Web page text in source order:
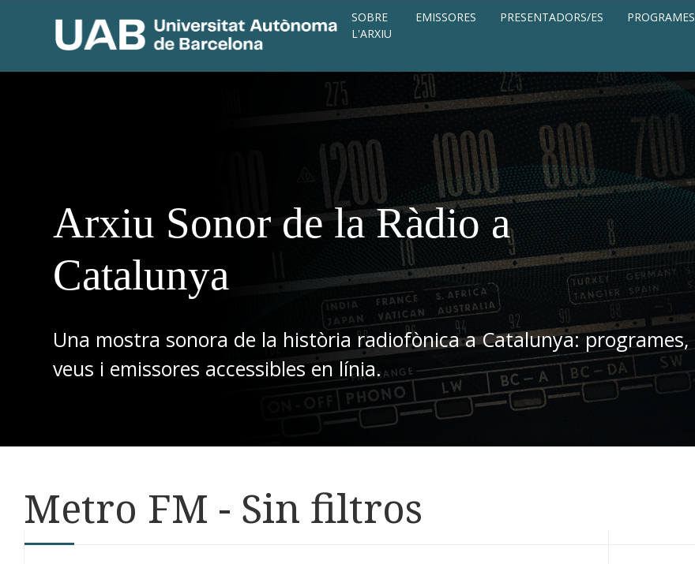
SOBRE
L'ARXIU
EMISSORES PRESENTADORS/ES PROGRAMES
Arxiu Sonor de la Ràdio a
Catalunya
Una mostra sonora de la història radiofònica a Catalunya: programes,
veus i emissores accessibles en línia.
Metro FM - Sin filtros